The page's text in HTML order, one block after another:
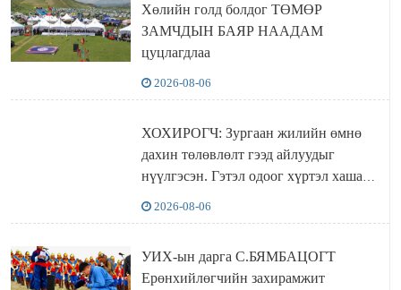
Хөлийн голд болдог ТӨМӨР
ЗАМЧДЫН БАЯР НААДАМ
цуцлагдлаа
2026-08-06
ХОХИРОГЧ: Зургаан жилийн өмнө
дахин төлөвлөлт гээд айлуудыг
нүүлгэсэн. Гэтэл одоог хүртэл хашаа
2026-08-06
УИХ-ын дарга С.БЯМБАЦОГТ
Ерөнхийлөгчийн захирамжит